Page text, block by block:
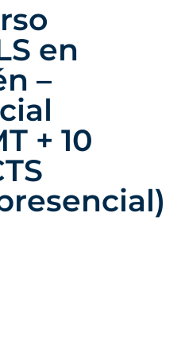
en
–
+ 10